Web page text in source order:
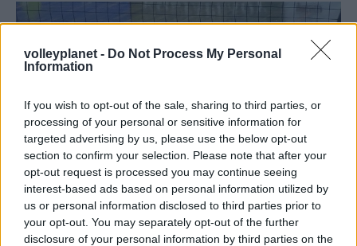
volleyplanet - Do Not Process My Personal
Information
If you wish to opt-out of the sale, sharing to third parties, or
processing of your personal or sensitive information for
targeted advertising by us, please use the below opt-out
section to confirm your selection. Please note that after your
opt-out request is processed you may continue seeing
interest-based ads based on personal information utilized by
us or personal information disclosed to third parties prior to
your opt-out. You may separately opt-out of the further
disclosure of your personal information by third parties on the
Α1 ΓΥΝΑΙΚΩΝ 28/01/2017